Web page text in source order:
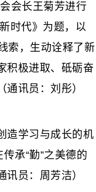
会长王菊芳进行
时代》为题，以
索，生动诠释了新
积极进取、砥砺奋
讯员：刘彤）
学习与成长的机
承“勤”之美德的
员：周芳洁）